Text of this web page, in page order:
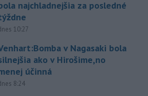
najchladnejšia za posledné
10:27
v Nagasaki bola
ako v Hirošime,no
účinná
8:24